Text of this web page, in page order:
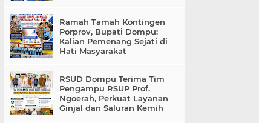
Ramah Tamah Kontingen
Porprov, Bupati Dompu:
Kalian Pemenang Sejati di
Hati Masyarakat
RSUD Dompu Terima Tim
Pengampu RSUP Prof.
Ngoerah, Perkuat Layanan
Ginjal dan Saluran Kemih